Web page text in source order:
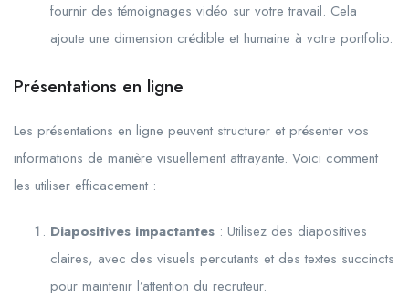
fournir des témoignages vidéo sur votre travail. Cela
ajoute une dimension crédible et humaine à votre portfolio.
Présentations en ligne
Les présentations en ligne peuvent structurer et présenter vos
informations de manière visuellement attrayante. Voici comment
les utiliser efficacement :
Diapositives impactantes : Utilisez des diapositives
claires, avec des visuels percutants et des textes succincts
pour maintenir l’attention du recruteur.